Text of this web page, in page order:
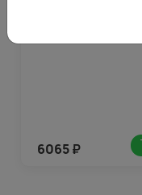
6065₽